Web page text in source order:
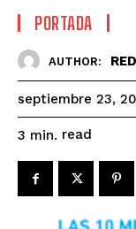
PORTADA
AUTHOR:
septiembre 23,
3 min. read